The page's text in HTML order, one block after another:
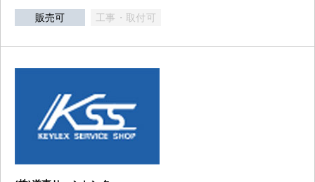
販売可 工事・取付可